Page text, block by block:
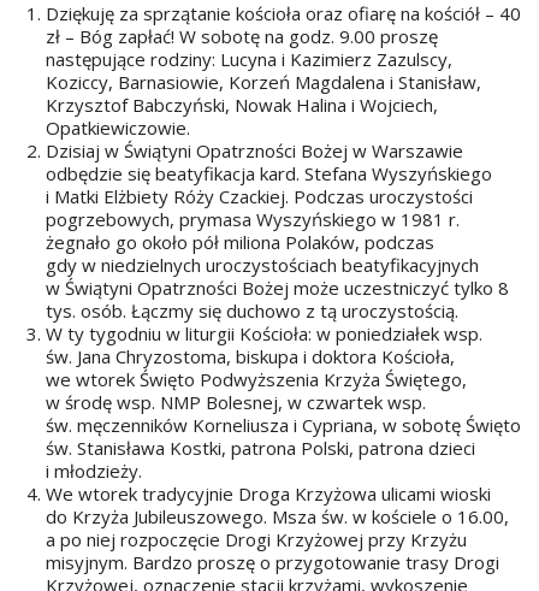
Dziękuję za sprzątanie kościoła oraz ofiarę na kościół – 40
zł – Bóg zapłać! W sobotę na godz. 9.00 proszę
następujące rodziny: Lucyna i Kazimierz Zazulscy,
Koziccy, Barnasiowie, Korzeń Magdalena i Stanisław,
Krzysztof Babczyński, Nowak Halina i Wojciech,
Opatkiewiczowie.
Dzisiaj w Świątyni Opatrzności Bożej w Warszawie
odbędzie się beatyfikacja kard. Stefana Wyszyńskiego
i Matki Elżbiety Róży Czackiej. Podczas uroczystości
pogrzebowych, prymasa Wyszyńskiego w 1981 r.
żegnało go około pół miliona Polaków, podczas
gdy w niedzielnych uroczystościach beatyfikacyjnych
w Świątyni Opatrzności Bożej może uczestniczyć tylko 8
tys. osób. Łączmy się duchowo z tą uroczystością.
W ty tygodniu w liturgii Kościoła: w poniedziałek wsp.
św. Jana Chryzostoma, biskupa i doktora Kościoła,
we wtorek Święto Podwyższenia Krzyża Świętego,
w środę wsp. NMP Bolesnej, w czwartek wsp.
św. męczenników Korneliusza i Cypriana, w sobotę Święto
św. Stanisława Kostki, patrona Polski, patrona dzieci
i młodzieży.
We wtorek tradycyjnie Droga Krzyżowa ulicami wioski
do Krzyża Jubileuszowego. Msza św. w kościele o 16.00,
a po niej rozpoczęcie Drogi Krzyżowej przy Krzyżu
misyjnym. Bardzo proszę o przygotowanie trasy Drogi
Krzyżowej, oznaczenie stacji krzyżami, wykoszenie